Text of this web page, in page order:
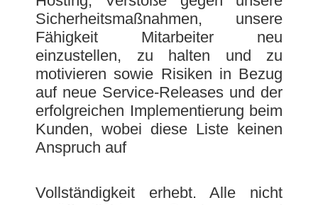
Sicherheitsmaßnahmen, unsere
Fähigkeit Mitarbeiter neu
einzustellen, zu halten und zu
motivieren sowie Risiken in Bezug
auf neue Service-Releases und der
erfolgreichen Implementierung beim
Kunden, wobei diese Liste keinen
Anspruch auf
Vollständigkeit erhebt. Alle nicht